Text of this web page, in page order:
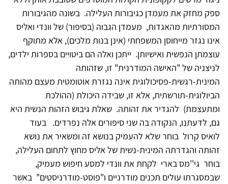
ספק מחזק את מעמדן כגיבורות העלילה. בשונה מהגיבורות
המסורתיות מהאגדות, מעמדן הגבוה (בסיפור) של וונדי ואליס
אינו נגזר מייחוסן המשפחתי (אינן בנות מלכים), אלא מתוקף
עוצמתן הנפשית ואישיותן. ייתכן ואלה הם ביטויים בספרות ילדים,
לניצניה של "האישה המודרנית" זו, שזהותה
המינית-רגשית-פסיכולוגית אינה נגזרת אוטומטית מעצם מהותה
הביולוגית-תורשתית, אלא זו, שבידה היכולת (ההולכת
ומתעצמת) להגדיר את זהותה. שאלת גיבוש הזהות הנשית היא
גם, לדעתנו, הנקודה בה שני סיפורים אלה נפרדים. בעוד
לואיס קרול בוחר שלא להעמיק בנושא זה ומשאיר את נושא
זהותה והגדרתה המינית-נשית של אליס מחוץ לתחום העלילה,
בוחר גי''מס בארי לקחת את וונדי למסע חיפוש מעמיק,
שבמסגרתו עולים תכנים מודרניים ו"פוסט-מודרניסטים" באשר